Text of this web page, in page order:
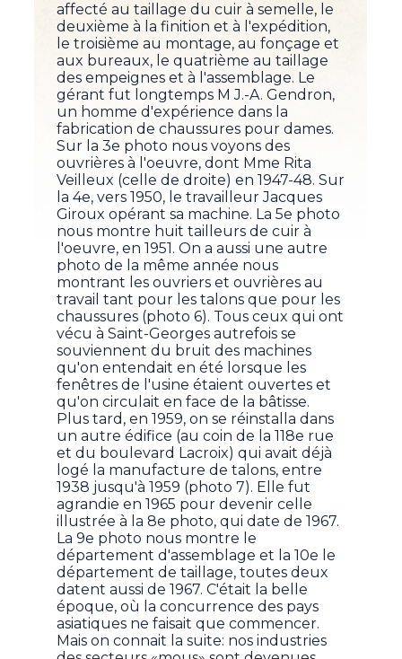
affecté au taillage du cuir à semelle, le
deuxième à la finition et à l'expédition,
le troisième au montage, au fonçage et
aux bureaux, le quatrième au taillage
des empeignes et à l'assemblage. Le
gérant fut longtemps M J.-A. Gendron,
un homme d'expérience dans la
fabrication de chaussures pour dames.
Sur la 3e photo nous voyons des
ouvrières à l'oeuvre, dont Mme Rita
Veilleux (celle de droite) en 1947-48. Sur
la 4e, vers 1950, le travailleur Jacques
Giroux opérant sa machine. La 5e photo
nous montre huit tailleurs de cuir à
l'oeuvre, en 1951. On a aussi une autre
photo de la même année nous
montrant les ouvriers et ouvrières au
travail tant pour les talons que pour les
chaussures (photo 6). Tous ceux qui ont
vécu à Saint-Georges autrefois se
souviennent du bruit des machines
qu'on entendait en été lorsque les
fenêtres de l'usine étaient ouvertes et
qu'on circulait en face de la bâtisse.
Plus tard, en 1959, on se réinstalla dans
un autre édifice (au coin de la 118e rue
et du boulevard Lacroix) qui avait déjà
logé la manufacture de talons, entre
1938 jusqu'à 1959 (photo 7). Elle fut
agrandie en 1965 pour devenir celle
illustrée à la 8e photo, qui date de 1967.
La 9e photo nous montre le
département d'assemblage et la 10e le
département de taillage, toutes deux
datent aussi de 1967. C'était la belle
époque, où la concurrence des pays
asiatiques ne faisait que commencer.
Mais on connait la suite: nos industries